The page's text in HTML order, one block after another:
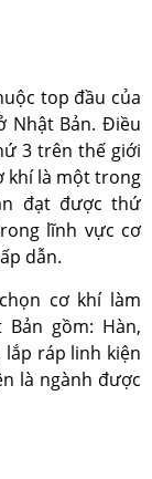
top đầu của
Nhật Bản. Điều
3 trên thế giới
khí là một trong
đạt được thứ
lĩnh vực cơ
dẫn.
cơ khí làm
gồm: Hàn,
lắp ráp linh kiện
là ngành được